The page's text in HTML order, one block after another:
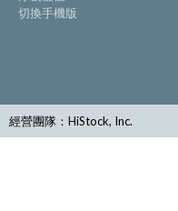
切換手機版
經營團隊：HiStock, Inc.